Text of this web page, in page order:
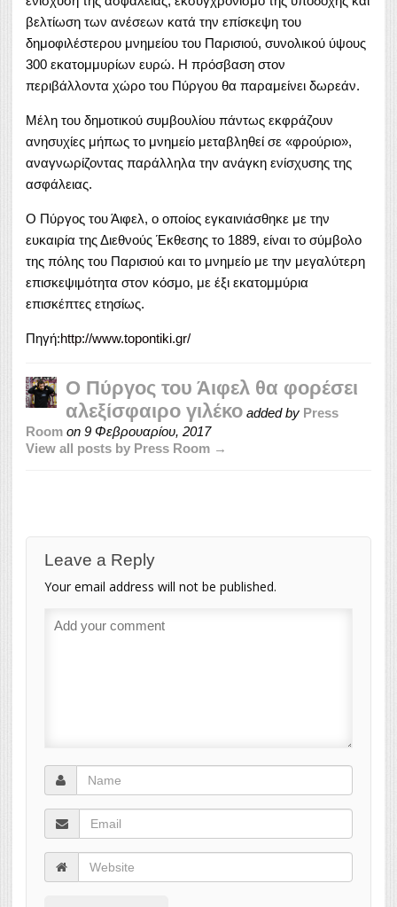
βελτίωση των ανέσεων κατά την επίσκεψη του
δημοφιλέστερου μνημείου του Παρισιού, συνολικού ύψους
300 εκατομμυρίων ευρώ. Η πρόσβαση στον
περιβάλλοντα χώρο του Πύργου θα παραμείνει δωρεάν.
Μέλη του δημοτικού συμβουλίου πάντως εκφράζουν
ανησυχίες μήπως το μνημείο μεταβληθεί σε «φρούριο»,
αναγνωρίζοντας παράλληλα την ανάγκη ενίσχυσης της
ασφάλειας.
Ο Πύργος του Άιφελ, ο οποίος εγκαινιάσθηκε με την
ευκαιρία της Διεθνούς Έκθεσης το 1889, είναι το σύμβολο
της πόλης του Παρισιού και το μνημείο με την μεγαλύτερη
επισκεψιμότητα στον κόσμο, με έξι εκατομμύρια
επισκέπτες ετησίως.
Πηγή:http://www.topontiki.gr/
Ο Πύργος του Άιφελ θα φορέσει
αλεξίσφαιρο γιλέκο added by Press
Room on 9 Φεβρουαρίου, 2017
View all posts by Press Room →
Leave a Reply
Your email address will not be published.